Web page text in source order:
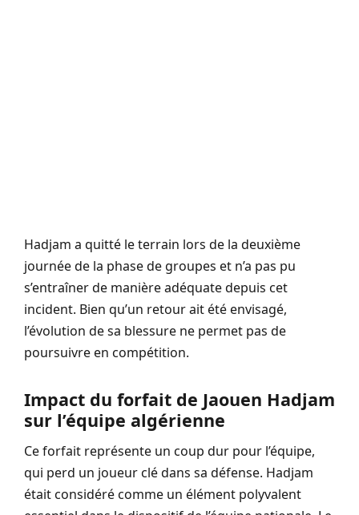
Hadjam a quitté le terrain lors de la deuxième
journée de la phase de groupes et n’a pas pu
s’entraîner de manière adéquate depuis cet
incident. Bien qu’un retour ait été envisagé,
l’évolution de sa blessure ne permet pas de
poursuivre en compétition.
Impact du forfait de Jaouen Hadjam
sur l’équipe algérienne
Ce forfait représente un coup dur pour l’équipe,
qui perd un joueur clé dans sa défense. Hadjam
était considéré comme un élément polyvalent